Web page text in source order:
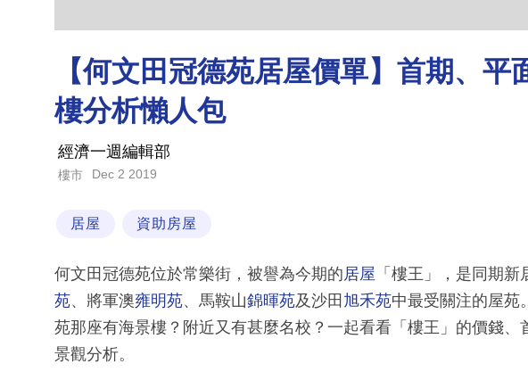
【何文田冠德苑居屋價單】首期、
樓分析懶人包
經濟一週編輯部
樓市 Dec 2 2019
居屋 資助房屋
何文田冠德苑位於常樂街，被譽為今期的居屋 「樓王」，是同期
苑、將軍澳雍明苑、馬鞍山錦暉苑及沙田 旭禾苑中最受關注的屋苑
苑那座有海景樓？附近又有甚麼名校？一起看看「樓王」的價錢、
景觀分析。